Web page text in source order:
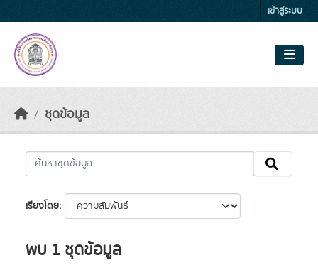
เข้าสู่ระบบ
ชุดข้อมูล
เรียงโดย
พบ 1 ชุดข้อมูล